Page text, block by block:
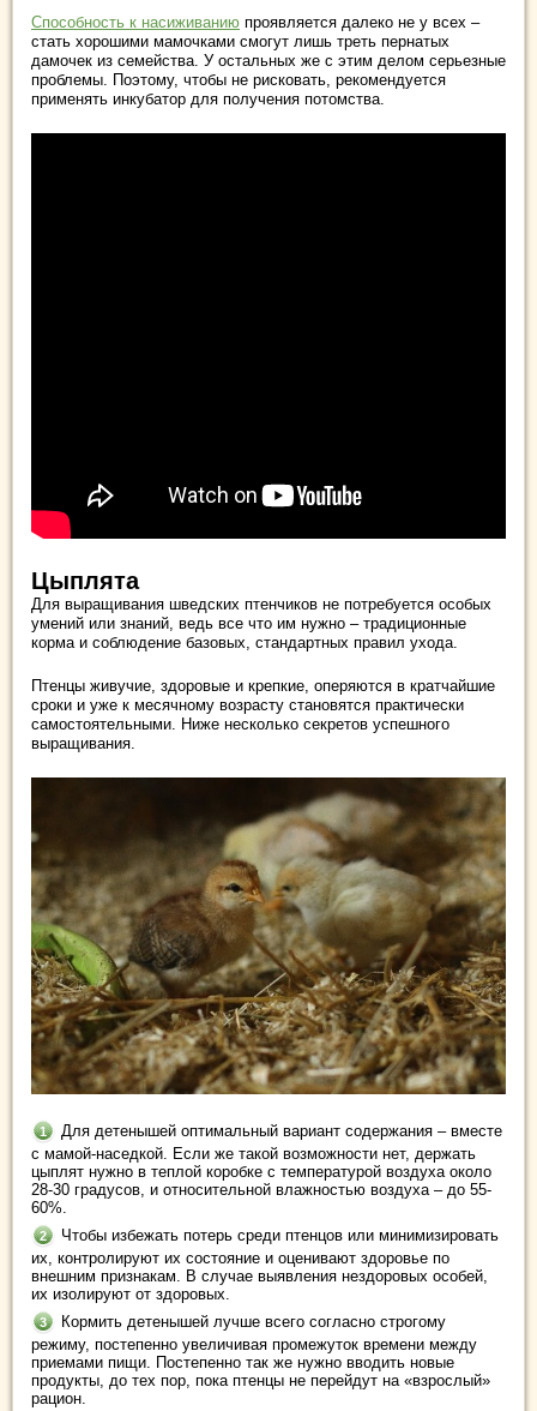
Способность к насиживанию проявляется далеко не у всех –
стать хорошими мамочками смогут лишь треть пернатых
дамочек из семейства. У остальных же с этим делом серьезные
проблемы. Поэтому, чтобы не рисковать, рекомендуется
применять инкубатор для получения потомства.
Цыплята
Для выращивания шведских птенчиков не потребуется особых
умений или знаний, ведь все что им нужно – традиционные
корма и соблюдение базовых, стандартных правил ухода.
Птенцы живучие, здоровые и крепкие, оперяются в кратчайшие
сроки и уже к месячному возрасту становятся практически
самостоятельными. Ниже несколько секретов успешного
выращивания.
Для детенышей оптимальный вариант содержания – вместе
с мамой-наседкой. Если же такой возможности нет, держать
цыплят нужно в теплой коробке с температурой воздуха около
28-30 градусов, и относительной влажностью воздуха – до 55-
60%.
Чтобы избежать потерь среди птенцов или минимизировать
их, контролируют их состояние и оценивают здоровье по
внешним признакам. В случае выявления нездоровых особей,
их изолируют от здоровых.
Кормить детенышей лучше всего согласно строгому
режиму, постепенно увеличивая промежуток времени между
приемами пищи. Постепенно так же нужно вводить новые
продукты, до тех пор, пока птенцы не перейдут на «взрослый»
рацион.